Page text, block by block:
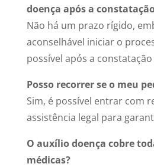
doença após a
Não há um prazo rígido,
aconselhável iniciar o
possível após a
Posso recorrer se o meu
Sim, é possível entrar com
assistência legal para
O auxílio doença cobre
médicas?